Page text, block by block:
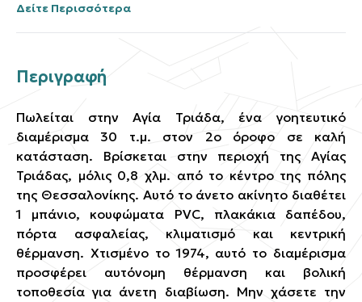
Δείτε Περισσότερα
Περιγραφή
Πωλείται στην Αγία Τριάδα, ένα γοητευτικό
διαμέρισμα 30 τ.μ. στον 2ο όροφο σε καλή
κατάσταση. Βρίσκεται στην περιοχή της Αγίας
Τριάδας, μόλις 0,8 χλμ. από το κέντρο της πόλης
της Θεσσαλονίκης. Αυτό το άνετο ακίνητο διαθέτει
1 μπάνιο, κουφώματα PVC, πλακάκια δαπέδου,
πόρτα ασφαλείας, κλιματισμό και κεντρική
θέρμανση. Χτισμένο το 1974, αυτό το διαμέρισμα
προσφέρει αυτόνομη θέρμανση και βολική
τοποθεσία για άνετη διαβίωση. Μην χάσετε την